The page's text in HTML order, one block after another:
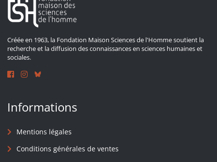
Créée en 1963, la Fondation Maison Sciences de l'Homme soutient la
recherche et la diffusion des connaissances en sciences humaines et
sociales.
Informations
Mentions légales
Conditions générales de ventes